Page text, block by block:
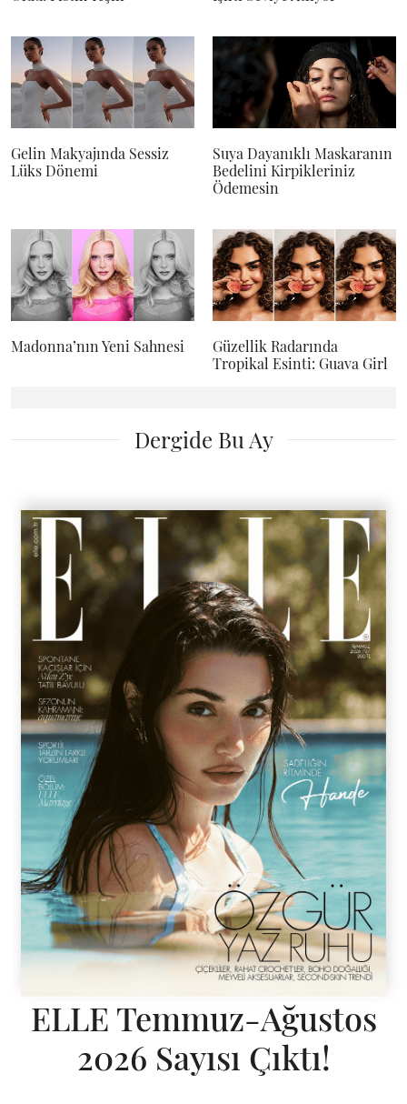
Gelin Makyajında Sessiz
Lüks Dönemi
Suya Dayanıklı Maskaranın
Bedelini Kirpikleriniz
Ödemesin
Madonna’nın Yeni Sahnesi
Güzellik Radarında
Tropikal Esinti: Guava Girl
Dergide Bu Ay
ELLE Temmuz-Ağustos
2026 Sayısı Çıktı!